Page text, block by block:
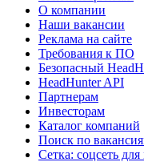
О компании
Наши вакансии
Реклама на сайте
Требования к ПО
Безопасный
HeadHunter API
Партнерам
Инвесторам
Каталог компаний
Поиск по
Сетка: соцсеть